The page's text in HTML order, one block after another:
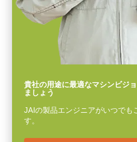
8/10/12-bit *
レンズマウント
動作温度 (周辺温度)
-5°C ～ +45°C
USB-3Visionケーブル (Power over USB
(LKK-U3-AM-Micro B-S-DM)
メモ：本製品はカメラと同時注文の場
す。単品でのご注文はできません。
Download datasheet
貴社の用途に最適なマシンビジ
ましょう
JAIの製品エンジニアがいつでも
す。